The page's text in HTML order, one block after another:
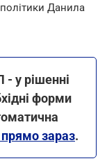
Данила
- у рішенні
форми
зараз.